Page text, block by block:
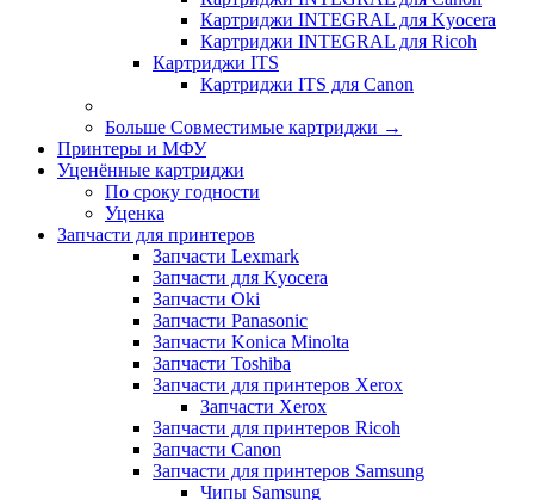
Картриджи INTEGRAL для Kyocera
Картриджи INTEGRAL для Ricoh
Картриджи ITS
Картриджи ITS для Canon
Больше Совместимые картриджи →
Принтеры и МФУ
Уценённые картриджи
По сроку годности
Уценка
Запчасти для принтеров
Запчасти Lexmark
Запчасти для Kyocera
Запчасти Oki
Запчасти Panasonic
Запчасти Koniсa Minolta
Запчасти Toshiba
Запчасти для принтеров Xerox
Запчасти Xerox
Запчасти для принтеров Ricoh
Запчасти Canon
Запчасти для принтеров Samsung
Чипы Samsung